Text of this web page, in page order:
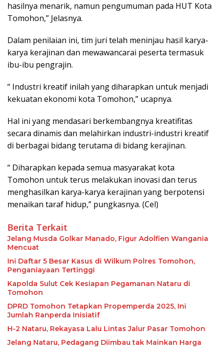
hasilnya menarik, namun pengumuman pada HUT Kota
Tomohon,” Jelasnya.
Dalam penilaian ini, tim juri telah meninjau hasil karya-
karya kerajinan dan mewawancarai peserta termasuk
ibu-ibu pengrajin.
“ Industri kreatif inilah yang diharapkan untuk menjadi
kekuatan ekonomi kota Tomohon,” ucapnya.
Hal ini yang mendasari berkembangnya kreatifitas
secara dinamis dan melahirkan industri-industri kreatif
di berbagai bidang terutama di bidang kerajinan.
“ Diharapkan kepada semua masyarakat kota
Tomohon untuk terus melakukan inovasi dan terus
menghasilkan karya-karya kerajinan yang berpotensi
menaikan taraf hidup,” pungkasnya. (Cel)
Berita Terkait
Jelang Musda Golkar Manado, Figur Adolfien Wangania
Mencuat
Ini Daftar 5 Besar Kasus di Wilkum Polres Tomohon,
Penganiayaan Tertinggi
Kapolda Sulut Cek Kesiapan Pegamanan Nataru di
Tomohon
DPRD Tomohon Tetapkan Propemperda 2025, Ini
Jumlah Ranperda Inisiatif
H-2 Nataru, Rekayasa Lalu Lintas Jalur Pasar Tomohon
Jelang Nataru, Pedagang Diimbau tak Mainkan Harga